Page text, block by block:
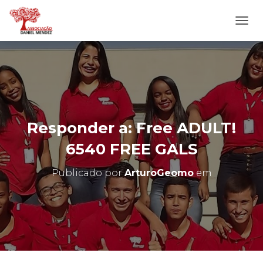
L
T
E
R
N
A
N
A
E
G
O
Responder a: Free ADULT!
6540 FREE GALS
Publicado porArturoGeomoem